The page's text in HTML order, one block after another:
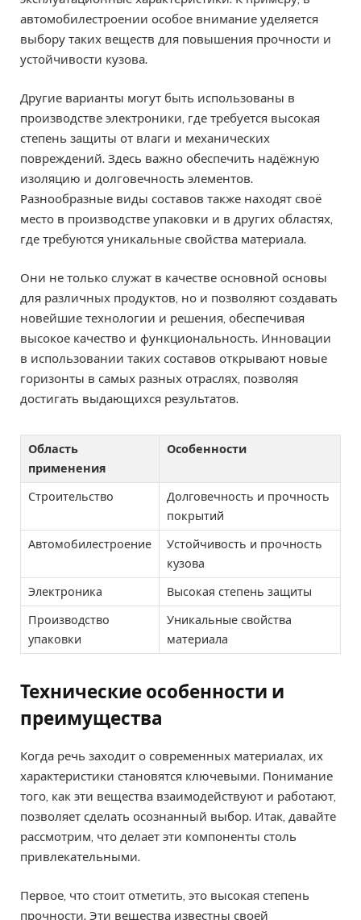
автомобилестроении особое внимание уделяется
выбору таких веществ для повышения прочности и
устойчивости кузова.
Другие варианты могут быть использованы в
производстве электроники, где требуется высокая
степень защиты от влаги и механических
повреждений. Здесь важно обеспечить надёжную
изоляцию и долговечность элементов.
Разнообразные виды составов также находят своё
место в производстве упаковки и в других областях,
где требуются уникальные свойства материала.
Они не только служат в качестве основной основы
для различных продуктов, но и позволяют создавать
новейшие технологии и решения, обеспечивая
высокое качество и функциональность. Инновации
в использовании таких составов открывают новые
горизонты в самых разных отраслях, позволяя
достигать выдающихся результатов.
Область
применения
Особенности
Строительство
Долговечность и прочность
покрытий
Автомобилестроение
Устойчивость и прочность
кузова
Электроника Высокая степень защиты
Производство
упаковки
Уникальные свойства
материала
Технические особенности и
преимущества
Когда речь заходит о современных материалах, их
характеристики становятся ключевыми. Понимание
того, как эти вещества взаимодействуют и работают,
позволяет сделать осознанный выбор. Итак, давайте
рассмотрим, что делает эти компоненты столь
привлекательными.
Первое, что стоит отметить, это высокая степень
прочности. Эти вещества известны своей